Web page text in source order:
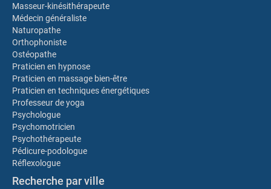
Masseur-kinésithérapeute
Médecin généraliste
Naturopathe
Orthophoniste
Ostéopathe
Praticien en hypnose
Praticien en massage bien-être
Praticien en techniques énergétiques
Professeur de yoga
Psychologue
Psychomotricien
Psychothérapeute
Pédicure-podologue
Réflexologue
Recherche par ville